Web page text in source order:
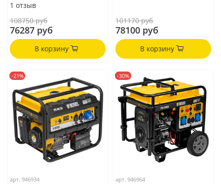
1 отзыв
108750 руб
76287 руб
В корзину
101170 руб
78100 руб
В корзину
-21%
арт.946934
-30%
арт.946964